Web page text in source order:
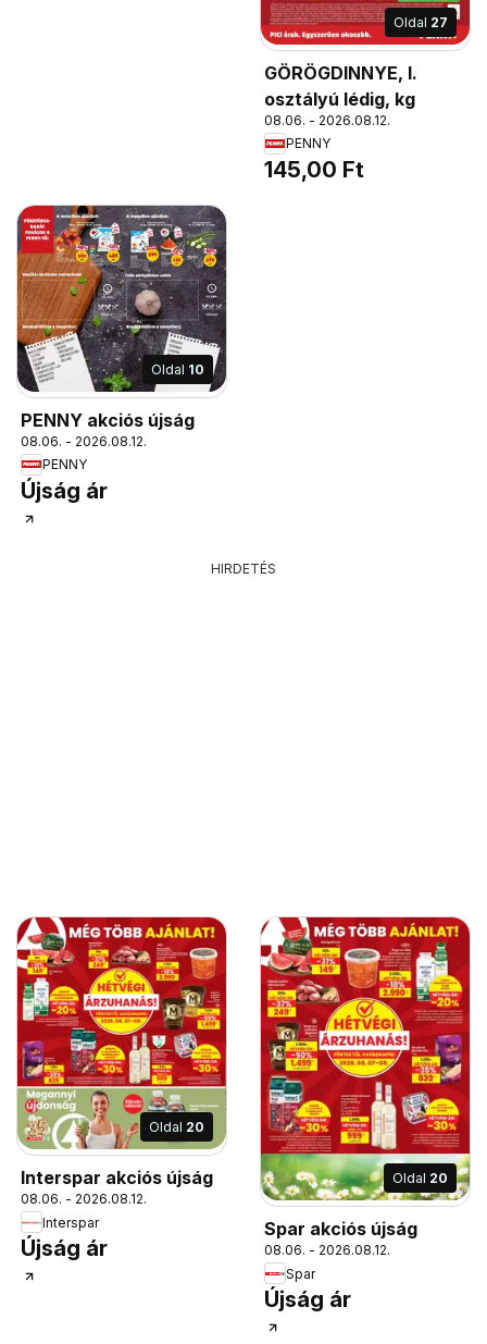
Oldal 27
GÖRÖGDINNYE, I.
osztályú lédig, kg
08.06. - 2026.08.12.
PENNY
145,00 Ft
Oldal 10
PENNY akciós újság
08.06. - 2026.08.12.
PENNY
Újság ár
HIRDETÉS
Oldal 20
Interspar akciós újság
08.06. - 2026.08.12.
Interspar
Újság ár
Oldal 20
Spar akciós újság
08.06. - 2026.08.12.
Spar
Újság ár